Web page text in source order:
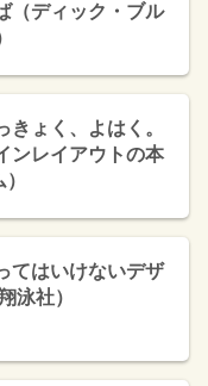
（ディック・ブル
きょく、よはく。
ンレイアウトの本
てはいけないデザ
泳社）